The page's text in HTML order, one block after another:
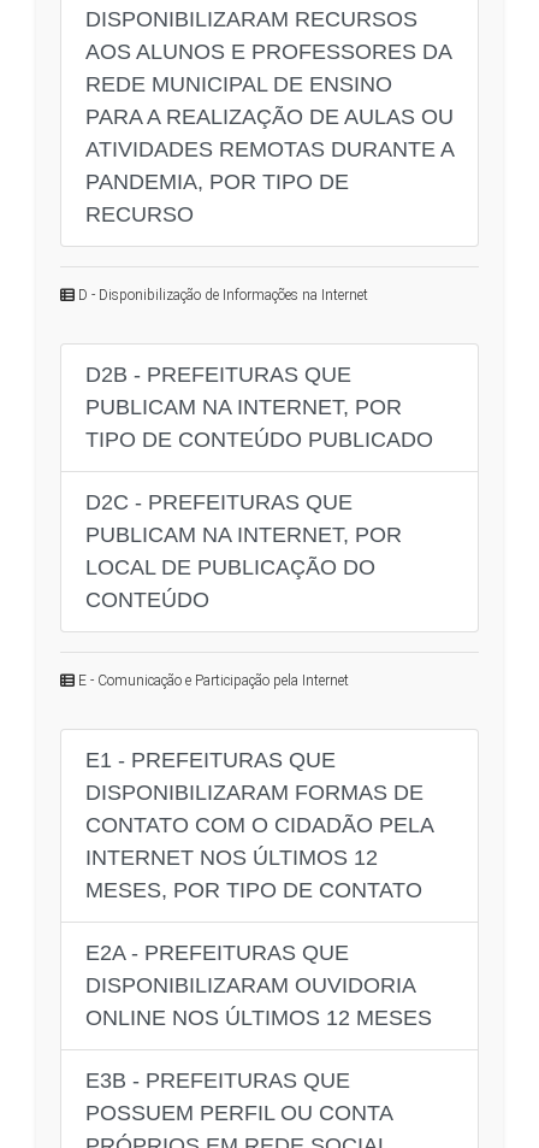
DISPONIBILIZARAM RECURSOS
AOS ALUNOS E PROFESSORES DA
REDE MUNICIPAL DE ENSINO
PARA A REALIZAÇÃO DE AULAS OU
ATIVIDADES REMOTAS DURANTE A
PANDEMIA, POR TIPO DE
RECURSO
D - Disponibilização de Informações na Internet
D2B - PREFEITURAS QUE
PUBLICAM NA INTERNET, POR
TIPO DE CONTEÚDO PUBLICADO
D2C - PREFEITURAS QUE
PUBLICAM NA INTERNET, POR
LOCAL DE PUBLICAÇÃO DO
CONTEÚDO
E - Comunicação e Participação pela Internet
E1 - PREFEITURAS QUE
DISPONIBILIZARAM FORMAS DE
CONTATO COM O CIDADÃO PELA
INTERNET NOS ÚLTIMOS 12
MESES, POR TIPO DE CONTATO
E2A - PREFEITURAS QUE
DISPONIBILIZARAM OUVIDORIA
ONLINE NOS ÚLTIMOS 12 MESES
E3B - PREFEITURAS QUE
POSSUEM PERFIL OU CONTA